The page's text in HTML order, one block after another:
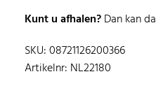
Kunt u afhalen?Dan kan
SKU: 08721126200366
Artikelnr: NL22180